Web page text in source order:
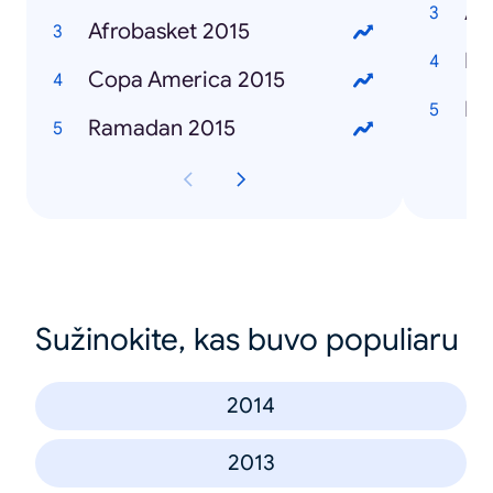
Afrobasket 2015
Copa America 2015
Ramadan 2015
Sužinokite, kas buvo populiaru
2014
2013